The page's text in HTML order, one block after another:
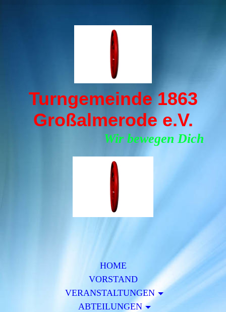
Turngemeinde 1863
Großalmerode e.V.
Wir bewegen Dich
HOME
VORSTAND
VERAN­STALTUNGEN
ABTEILUNGEN